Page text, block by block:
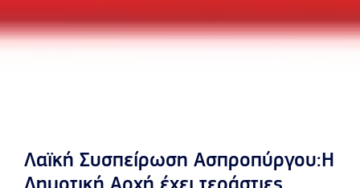
Λαϊκή Συσπείρωση Ασπροπύργου:Η